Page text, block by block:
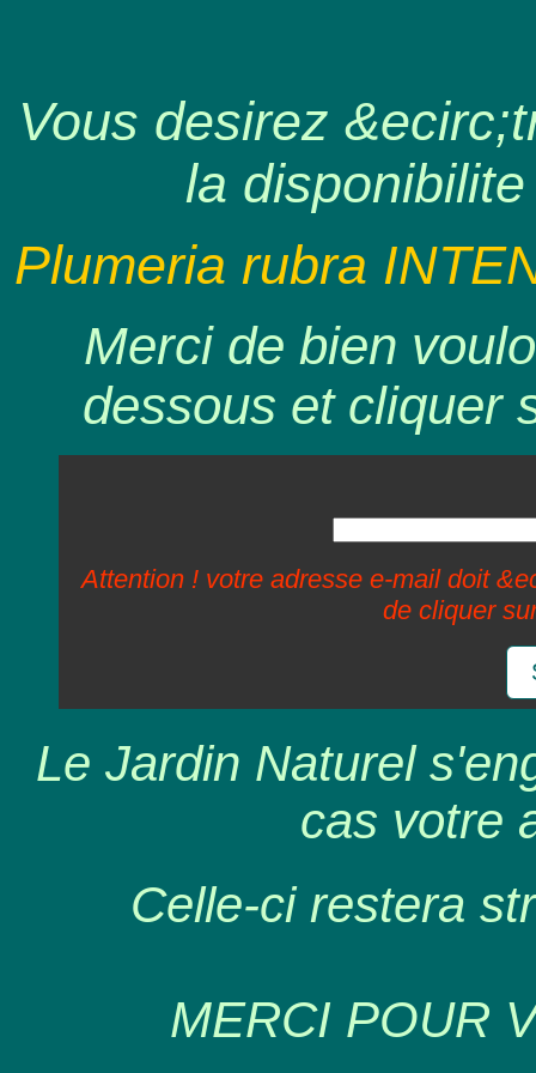
Vous desirez
la
Plumeria rubra
Merci de bien
dessous et cliquer
Attention ! votre adresse e-mail doit
de cliquer
Le Jardin Naturel
cas votre
Celle-ci restera
MERCI POUR